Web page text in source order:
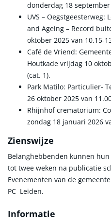
donderdag 18
UVS – Oegstgeesterweg:
and Ageing – Record
oktober 2025 van 10.15-
Café de Vriend:
Houtkade vrijdag 10
(cat. 1).
Park Matilo: Particulier-
26 oktober 2025 van
Rhijnhof crematorium:
zondag 18 januari 2026
Zienswijze
Belanghebbenden kunnen
tot twee weken na publicatie
Evenementen van de
PC Leiden.
Informatie